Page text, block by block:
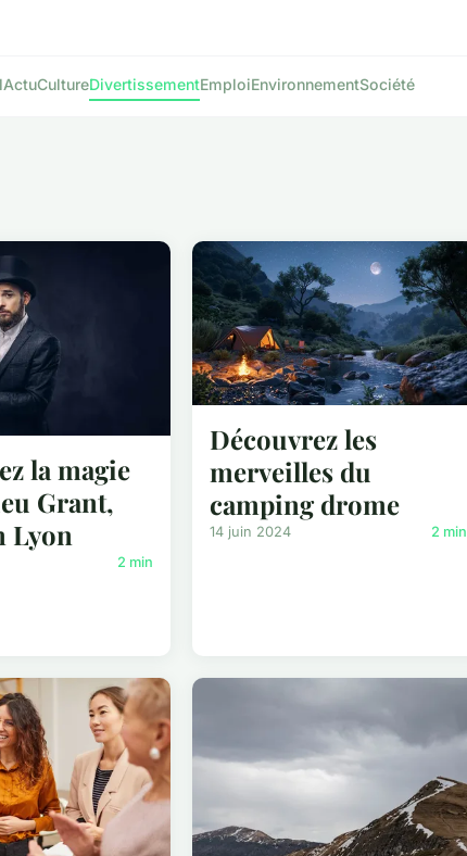
ActuCultureDivertissementEmploiEnvironnementSociété
la magie
Grant,
Lyon
2 min
Découvrez les
merveilles du
camping drome
14 juin 2024 2 min